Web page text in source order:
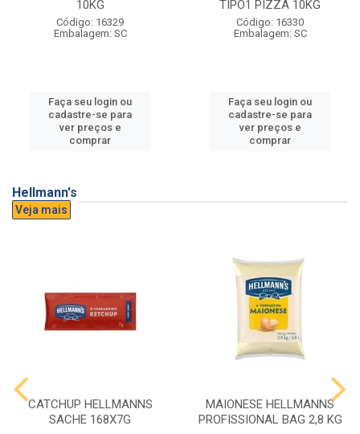
10KG
Código: 16329
Embalagem: SC
Faça seu login ou
cadastre-se para
ver preços e
comprar
TIPO1 PIZZA 10KG
Código: 16330
Embalagem: SC
Faça seu login ou
cadastre-se para
ver preços e
comprar
Hellmann's
Veja mais
CATCHUP HELLMANNS
SACHE 168X7G
MAIONESE HELLMANNS
PROFISSIONAL BAG 2,8 KG